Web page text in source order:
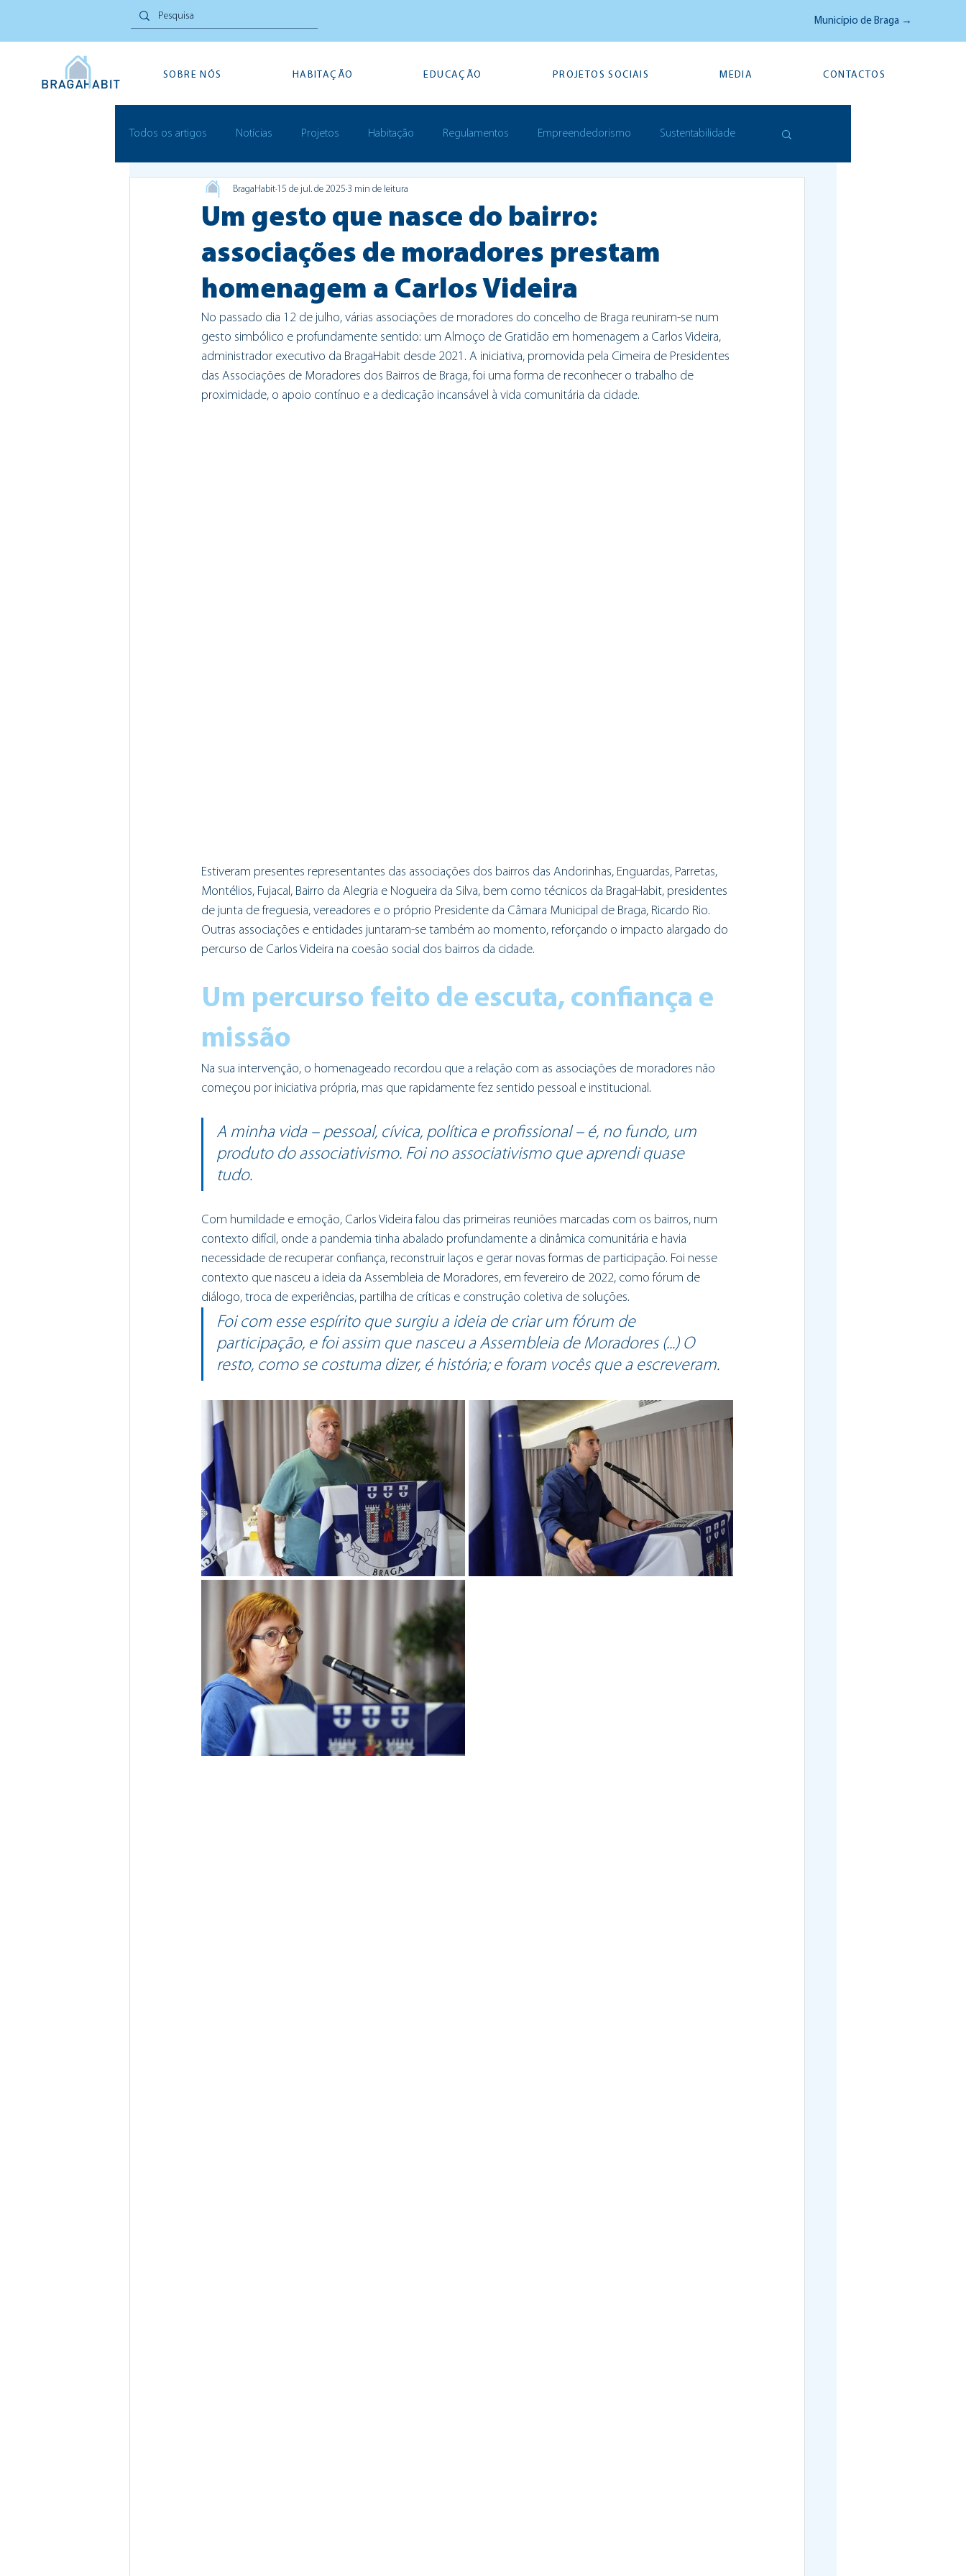
Município de Braga →
SOBRE NÓS HABITAÇÃO EDUCAÇÃO PROJETOS SOCIAIS MEDIA CONTACTOS
Todos os artigos Notícias Projetos Habitação Regulamentos Empreendedorismo Sustentabilidade
Inovação Social Festivais Prémios
Um gesto que nasce do bairro:
associações de moradores prestam
homenagem a Carlos Videira
BragaHabit 15 de jul. de 2025 3 min de leitura
No passado dia 12 de julho, várias associações de moradores do concelho de Braga reuniram-se num
gesto simbólico e profundamente sentido: um Almoço de Gratidão em homenagem a Carlos Videira,
administrador executivo da BragaHabit desde 2021. A iniciativa, promovida pela Cimeira de Presidentes
das Associações de Moradores dos Bairros de Braga, foi uma forma de reconhecer o trabalho de
proximidade, o apoio contínuo e a dedicação incansável à vida comunitária da cidade.
Estiveram presentes representantes das associações dos bairros das Andorinhas, Enguardas, Parretas,
Montélios, Fujacal, Bairro da Alegria e Nogueira da Silva, bem como técnicos da BragaHabit, presidentes
de junta de freguesia, vereadores e o próprio Presidente da Câmara Municipal de Braga, Ricardo Rio.
Outras associações e entidades juntaram-se também ao momento, reforçando o impacto alargado do
percurso de Carlos Videira na coesão social dos bairros da cidade.
Um percurso feito de escuta, confiança e
missão
Na sua intervenção, o homenageado recordou que a relação com as associações de moradores não
começou por iniciativa própria, mas que rapidamente fez sentido pessoal e institucional.
A minha vida – pessoal, cívica, política e profissional – é, no fundo, um
produto do associativismo. Foi no associativismo que aprendi quase
tudo.
Com humildade e emoção, Carlos Videira falou das primeiras reuniões marcadas com os bairros, num
contexto difícil, onde a pandemia tinha abalado profundamente a dinâmica comunitária e havia
necessidade de recuperar confiança, reconstruir laços e gerar novas formas de participação. Foi nesse
contexto que nasceu a ideia da Assembleia de Moradores, em fevereiro de 2022, como fórum de
diálogo, troca de experiências, partilha de críticas e construção coletiva de soluções.
Foi com esse espírito que surgiu a ideia de criar um fórum de
participação, e foi assim que nasceu a Assembleia de Moradores (...) O
resto, como se costuma dizer, é história; e foram vocês que a escreveram.